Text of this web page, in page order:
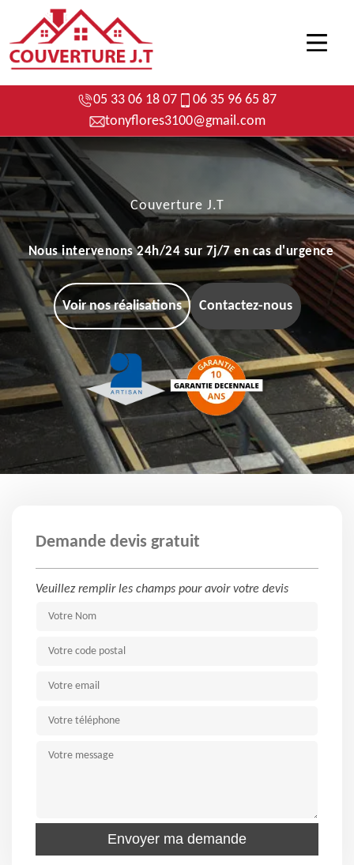
05 33 06 18 07
06 35 96 65 87
tonyflores3100@gmail.com
Couverture J.T
Nous intervenons 24h/24 sur 7j/7 en cas d'urgence
Voir nos réalisations Contactez-nous
Demande devis gratuit
Veuillez remplir les champs pour avoir votre devis